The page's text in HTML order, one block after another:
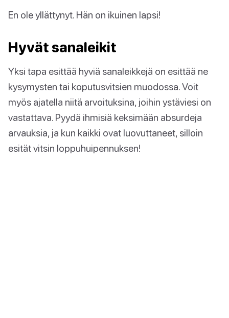
En ole yllättynyt. Hän on ikuinen lapsi!
Hyvät sanaleikit
Yksi tapa esittää hyviä sanaleikkejä on esittää ne
kysymysten tai koputusvitsien muodossa. Voit
myös ajatella niitä arvoituksina, joihin ystäviesi on
vastattava. Pyydä ihmisiä keksimään absurdeja
arvauksia, ja kun kaikki ovat luovuttaneet, silloin
esität vitsin loppuhuipennuksen!